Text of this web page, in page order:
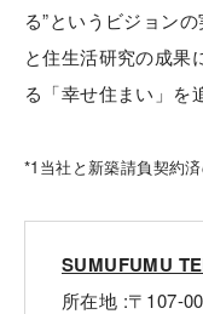
る”というビジョン
と住生活研究の成果
る「幸せ住まい」を
*1当社と新築請負契約済
SUMUFUMU
所在地 :〒107-